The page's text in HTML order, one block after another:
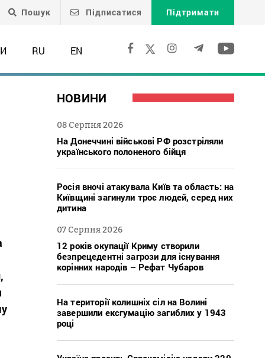
Пошук Підписатися Підтримати
RU EN
НОВИНИ
08 Серпня 2026
На Донеччині військові РФ розстріляли
українського полоненого бійця
Росія вночі атакувала Київ та область: на
Київщині загинули троє людей, серед них
дитина
07 Серпня 2026
12 років окупації Криму створили
безпрецедентні загрози для існування
корінних народів – Рефат Чубаров
На території колишніх сіл на Волині
завершили ексгумацію загиблих у 1943
році